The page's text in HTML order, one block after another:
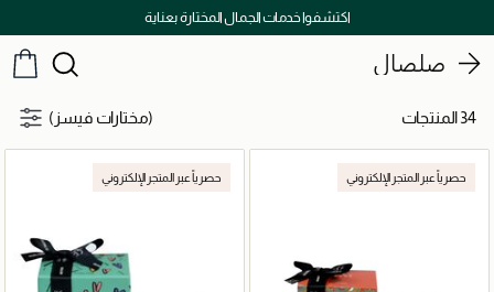
اكتشفوا خدمات الجمال المختارة بعناية
صلصال
34 المنتجات (مختارات فيسز)
حصرياً عبر المتجر الإلكتروني حصرياً عبر المتجر الإلكتروني